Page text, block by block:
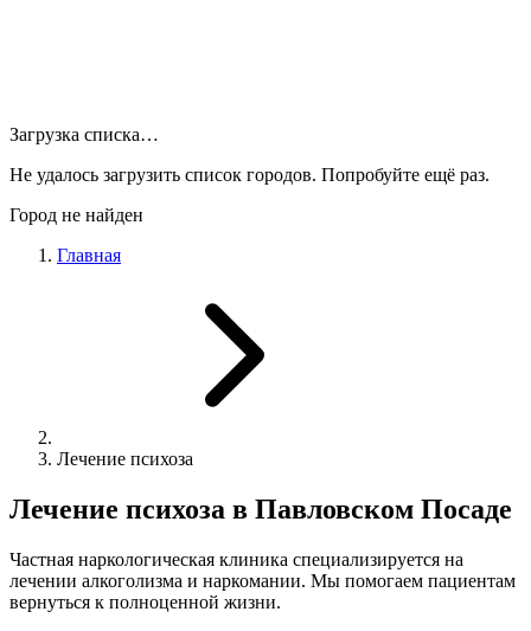
Загрузка списка…
Не удалось загрузить список городов. Попробуйте ещё раз.
Город не найден
Главная
Лечение психоза
Лечение психоза в Павловском Посаде
Частная наркологическая клиника специализируется на
лечении алкоголизма и наркомании. Мы помогаем пациентам
вернуться к полноценной жизни.